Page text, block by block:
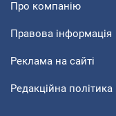
Про компанію
Правова інформація
Реклама на сайті
Редакційна політика